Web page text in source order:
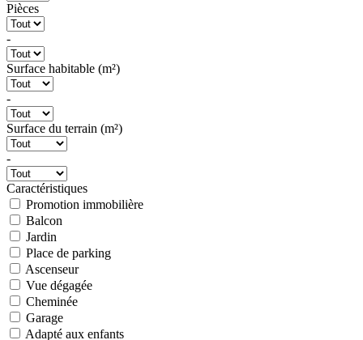
Pièces
-
Surface habitable (m²)
-
Surface du terrain (m²)
-
Caractéristiques
Promotion immobilière
Balcon
Jardin
Place de parking
Ascenseur
Vue dégagée
Cheminée
Garage
Adapté aux enfants